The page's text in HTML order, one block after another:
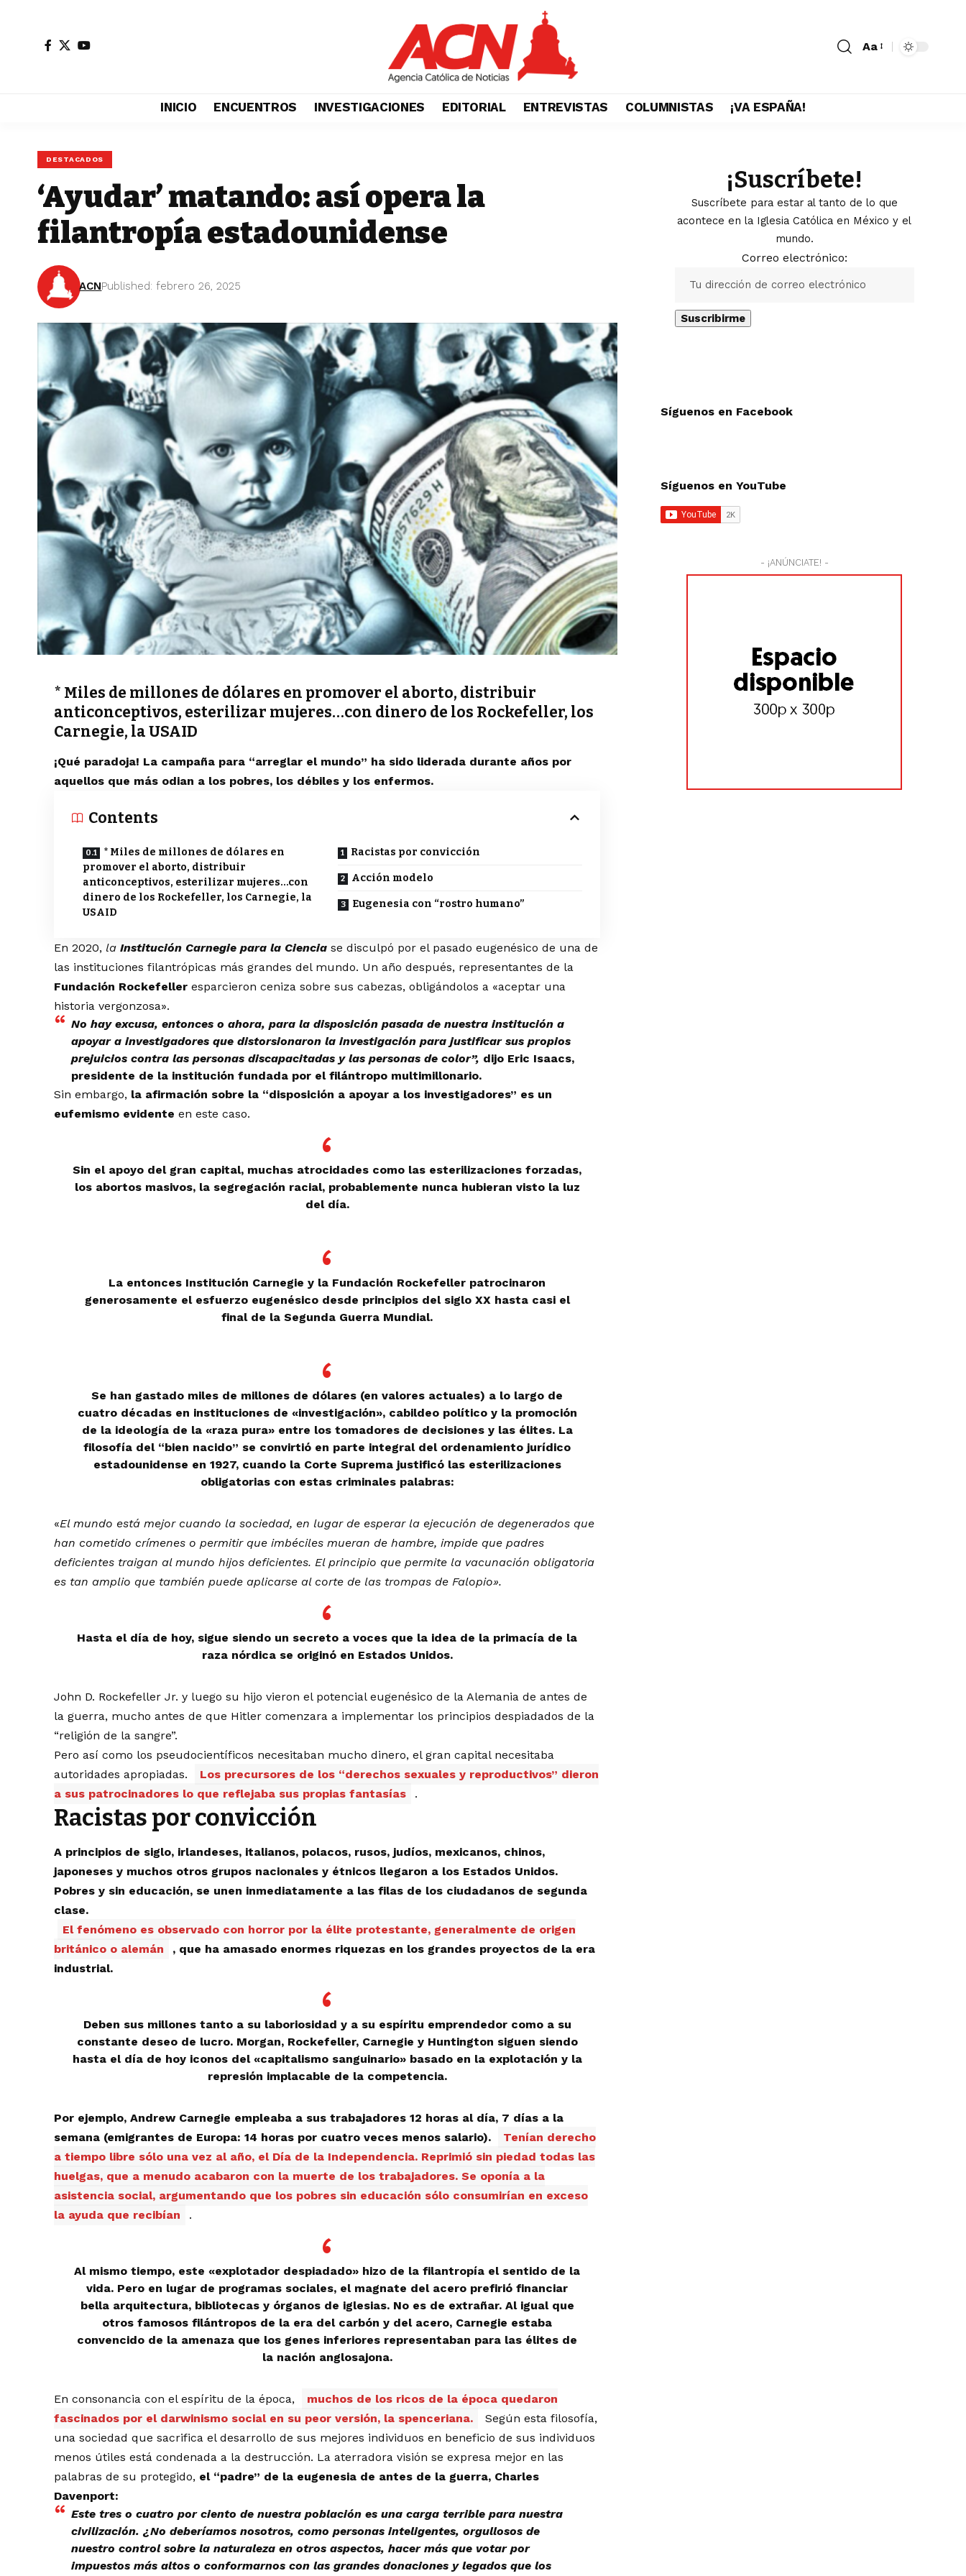
Aa
INICIO ENCUENTROS INVESTIGACIONES EDITORIAL ENTREVISTAS COLUMNISTAS ¡VA ESPAÑA!
DESTACADOS
‘Ayudar’ matando: así opera la
filantropía estadounidense
ACNPublished: febrero 26, 2025
* Miles de millones de dólares en promover el aborto, distribuir
anticonceptivos, esterilizar mujeres…con dinero de los Rockefeller, los
Carnegie, la USAID
¡Qué paradoja! La campaña para “arreglar el mundo” ha sido liderada durante años por
aquellos que más odian a los pobres, los débiles y los enfermos.
Contents
* Miles de millones de dólares en
promover el aborto, distribuir
anticonceptivos, esterilizar mujeres…con
dinero de los Rockefeller, los Carnegie, la
USAID
Racistas por convicción
Acción modelo
Eugenesia con “rostro humano”
En 2020, la Institución Carnegie para la Ciencia se disculpó por el pasado eugenésico de una de
las instituciones filantrópicas más grandes del mundo. Un año después, representantes de la
Fundación Rockefelleresparcieron ceniza sobre sus cabezas, obligándolos a «aceptar una
historia vergonzosa».
No hay excusa, entonces o ahora, para la disposición pasada de nuestra institución a
apoyar a investigadores que distorsionaron la investigación para justificar sus propios
prejuicios contra las personas discapacitadas y las personas de color”, dijo Eric Isaacs,
presidente de la institución fundada por el filántropo multimillonario.
Sin embargo, la afirmación sobre la “disposición a apoyar a los investigadores” es un
eufemismo evidenteen este caso.
Sin el apoyo del gran capital, muchas atrocidades como las esterilizaciones forzadas,
los abortos masivos, la segregación racial, probablemente nunca hubieran visto la luz
del día.
La entonces Institución Carnegie y la Fundación Rockefeller patrocinaron
generosamente el esfuerzo eugenésico desde principios del siglo XX hasta casi el
final de la Segunda Guerra Mundial.
Se han gastado miles de millones de dólares (en valores actuales) a lo largo de
cuatro décadas en instituciones de «investigación», cabildeo político y la promoción
de la ideología de la «raza pura» entre los tomadores de decisiones y las élites. La
filosofía del “bien nacido” se convirtió en parte integral del ordenamiento jurídico
estadounidense en 1927, cuando la Corte Suprema justificó las esterilizaciones
obligatorias con estas criminales palabras:
«El mundo está mejor cuando la sociedad, en lugar de esperar la ejecución de degenerados que
han cometido crímenes o permitir que imbéciles mueran de hambre, impide que padres
deficientes traigan al mundo hijos deficientes. El principio que permite la vacunación obligatoria
es tan amplio que también puede aplicarse al corte de las trompas de Falopio».
Hasta el día de hoy, sigue siendo un secreto a voces que la idea de la primacía de la
raza nórdica se originó en Estados Unidos.
John D. Rockefeller Jr. y luego su hijo vieron el potencial eugenésico de la Alemania de antes de
la guerra, mucho antes de que Hitler comenzara a implementar los principios despiadados de la
“religión de la sangre”.
Pero así como los pseudocientíficos necesitaban mucho dinero, el gran capital necesitaba
autoridades apropiadas.
Los precursores de los “derechos sexuales y reproductivos” dieron
a sus patrocinadores lo que reflejaba sus propias fantasías
.
Racistas por convicción
A principios de siglo, irlandeses, italianos, polacos, rusos, judíos, mexicanos, chinos,
japoneses y muchos otros grupos nacionales y étnicos llegaron a los Estados Unidos.
Pobres y sin educación, se unen inmediatamente a las filas de los ciudadanos de segunda
clase.
El fenómeno es observado con horror por la élite protestante, generalmente de origen
británico o alemán
, que ha amasado enormes riquezas en los grandes proyectos de la era
industrial.
Deben sus millones tanto a su laboriosidad y a su espíritu emprendedor como a su
constante deseo de lucro. Morgan, Rockefeller, Carnegie y Huntington siguen siendo
hasta el día de hoy iconos del «capitalismo sanguinario» basado en la explotación y la
represión implacable de la competencia.
Por ejemplo, Andrew Carnegie empleaba a sus trabajadores 12 horas al día, 7 días a la
semana (emigrantes de Europa: 14 horas por cuatro veces menos salario).
Tenían derecho
a tiempo libre sólo una vez al año, el Día de la Independencia. Reprimió sin piedad todas las
huelgas, que a menudo acabaron con la muerte de los trabajadores. Se oponía a la
asistencia social, argumentando que los pobres sin educación sólo consumirían en exceso
la ayuda que recibían
.
Al mismo tiempo, este «explotador despiadado» hizo de la filantropía el sentido de la
vida. Pero en lugar de programas sociales, el magnate del acero prefirió financiar
bella arquitectura, bibliotecas y órganos de iglesias. No es de extrañar. Al igual que
otros famosos filántropos de la era del carbón y del acero, Carnegie estaba
convencido de la amenaza que los genes inferiores representaban para las élites de
la nación anglosajona.
En consonancia con el espíritu de la época,
muchos de los ricos de la época quedaron
fascinados por el darwinismo social en su peor versión, la spenceriana.
Según esta filosofía,
una sociedad que sacrifica el desarrollo de sus mejores individuos en beneficio de sus individuos
menos útiles está condenada a la destrucción. La aterradora visión se expresa mejor en las
palabras de su protegido, el “padre” de la eugenesia de antes de la guerra, Charles
Davenport:
Este tres o cuatro por ciento de nuestra población es una carga terrible para nuestra
civilización. ¿No deberíamos nosotros, como personas inteligentes, orgullosos de
nuestro control sobre la naturaleza en otros aspectos, hacer más que votar por
impuestos más altos o conformarnos con las grandes donaciones y legados que los
¡Suscríbete!
Suscríbete para estar al tanto de lo que
acontece en la Iglesia Católica en México y el
mundo.
Correo electrónico:
Síguenos en Facebook
Síguenos en YouTube
- ¡ANÚNCIATE! -